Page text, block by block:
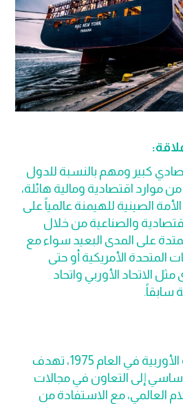
كبير ومهم بالنسبة للدول
من موارد اقتصادية ومالية هائلة،
الصينية للهيمنة عالمياً على
والصناعية من خلال
على المدى البعيد سواء مع
المتحدة الأمريكية أو حتى
الاتحاد الأوربي واتحاد
سابقاً.
بدأت العلاقات الصينية الأوربية في العام 1975، تهدف
إلى التعاون في مجالات
العالمي، مع الاستفادة من